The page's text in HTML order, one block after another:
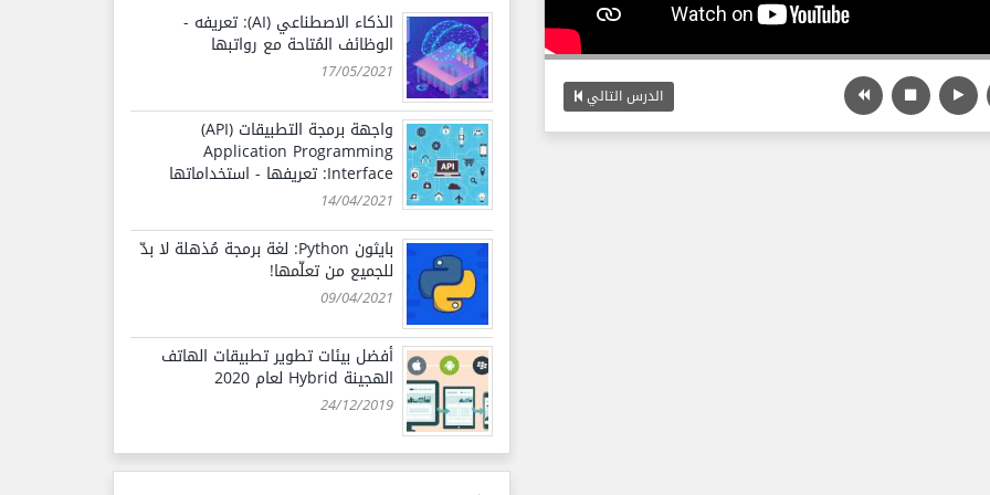
الدرس التالي
الذكاء الاصطناعي (AI): تعريفه -
الوظائف المُتاحة مع رواتبها
17/05/2021
واجهة برمجة التطبيقات (API)
Application Programming
Interface: تعريفها - استخداماتها
14/04/2021
بايثون Python: لغة برمجة مُذهلة لا بدّ
للجميع من تعلّمها!
09/04/2021
أفضل بيئات تطوير تطبيقات الهاتف
الهجينة Hybrid لعام 2020
24/12/2019